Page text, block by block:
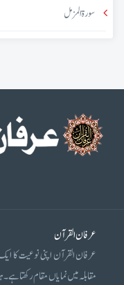
سورۃ المزمل
عرفان القرآن
عرفان القرآن اپنی نوعیت کا
مقابلہ میں نمایاں مقام رکھتا